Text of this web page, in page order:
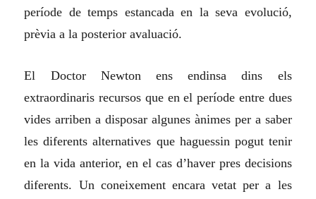
període de temps estancada en la seva evolució,
prèvia a la posterior avaluació.
El Doctor Newton ens endinsa dins els
extraordinaris recursos que en el període entre dues
vides arriben a disposar algunes ànimes per a saber
les diferents alternatives que haguessin pogut tenir
en la vida anterior, en el cas d’haver pres decisions
diferents. Un coneixement encara vetat per a les